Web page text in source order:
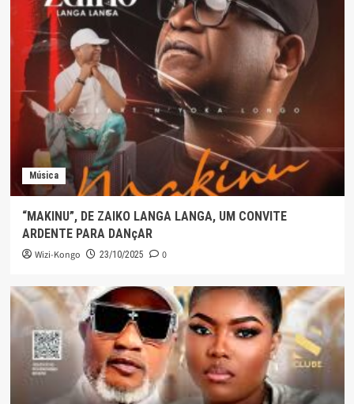
Música
“MAKINU”, DE ZAIKO LANGA LANGA, UM CONVITE
ARDENTE PARA DANçAR
Wizi-Kongo 23/10/2025 0